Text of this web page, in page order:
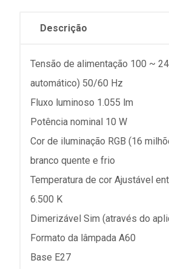
Descrição
Tensão de alimentação 100 ~
automático) 50/60 Hz
Fluxo luminoso 1.055 lm
Potência nominal 10 W
Cor de iluminação RGB (16
branco quente e frio
Temperatura de cor Ajustável
6.500 K
Dimerizável Sim (através do
Formato da lâmpada A60
Base E27